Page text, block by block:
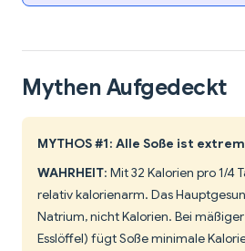
Mythen Aufgedeckt
MYTHOS #1: Alle Soße ist
WAHRHEIT: Mit 32 Kalorien pro 1/4
relativ kalorienarm. Das
Natrium, nicht Kalorien. Bei
Esslöffel) fügt Soße minimale